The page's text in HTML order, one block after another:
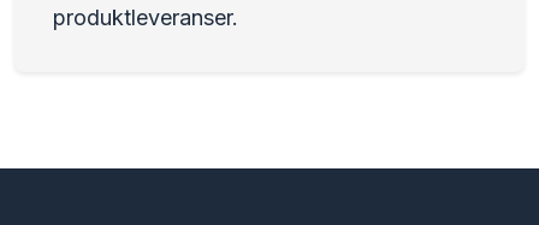
produktleveranser.